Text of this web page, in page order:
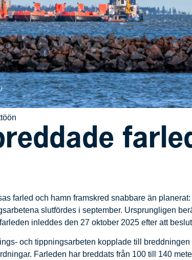
farled och hamn framskred snabbare än
slutfördes i september. Ursprungligen
inleddes den 27 oktober 2025 efter att
och tippningsarbeten kopplade till
Farleden har breddats från 100 till 140